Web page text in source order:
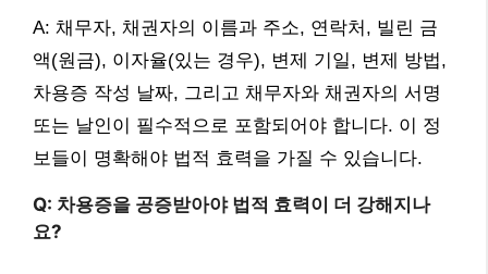
A: 채무자, 채권자의 이름과 주소, 연락처, 빌린 금
액(원금), 이자율(있는 경우), 변제 기일, 변제 방법,
차용증 작성 날짜, 그리고 채무자와 채권자의 서명
또는 날인이 필수적으로 포함되어야 합니다. 이 정
보들이 명확해야 법적 효력을 가질 수 있습니다.
Q: 차용증을 공증받아야 법적 효력이 더 강해지나
요?